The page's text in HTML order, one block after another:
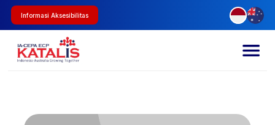
Informasi Aksesibilitas